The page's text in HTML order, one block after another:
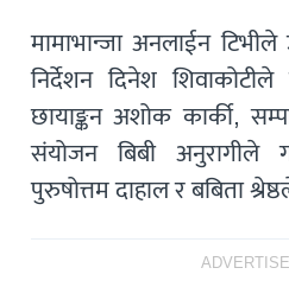
मामाभान्जा अनलाईन
निर्देशन दिनेश
छायाङ्कन अशोक कार्की,
संयोजन बिबी अनुरागीले
पुरुषोत्तम दाहाल र बबिता